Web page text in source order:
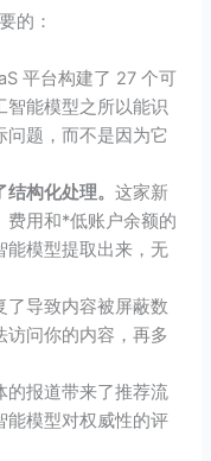
的：
平台构建了 27 个可
智能模型之所以能识
问题，而不是因为它
结构化处理。这家新
费用和*低账户余额的
能模型提取出来，无
了导致内容被屏蔽数
访问你的内容，再多
的报道带来了推荐流
能模型对权威性的评